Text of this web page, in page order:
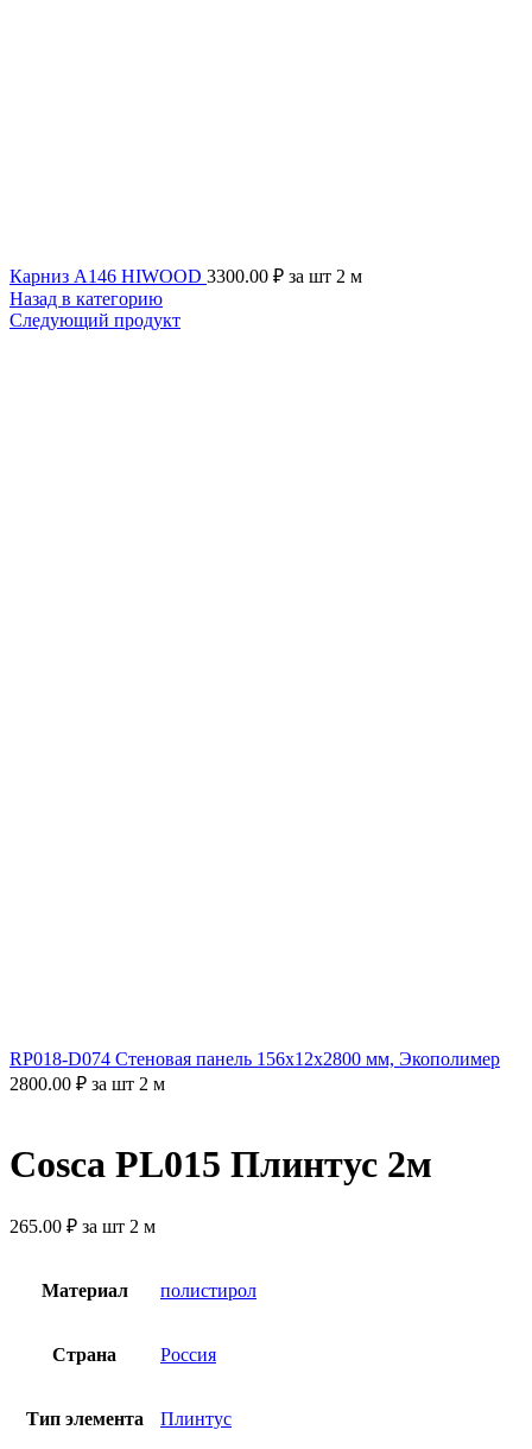
Карниз A146 HIWOOD 3300.00 ₽ за шт 2 м
Назад в категорию
Следующий продукт
RP018-D074 Стеновая панель 156х12х2800 мм, Экополимер
2800.00 ₽ за шт 2 м
Cosca PL015 Плинтус 2м
265.00 ₽ за шт 2 м
Материал полистирол
Страна Россия
Тип элемента Плинтус